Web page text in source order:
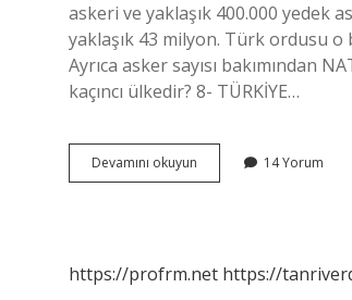
askeri ve yaklaşık 400.000 yedek
yaklaşık 43 milyon. Türk ordusu o
Ayrıca asker sayısı bakımından
kaçıncı ülkedir? 8- TÜRKİYE…
Devamını okuyun
Ordusu
14 Yorum
https://profrm.net https://